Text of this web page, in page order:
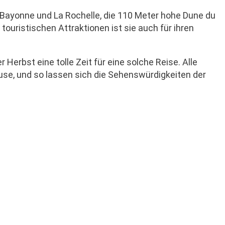
und La Rochelle, die 110 Meter hohe Dune du
touristischen Attraktionen ist sie auch für ihren
Herbst eine tolle Zeit für eine solche Reise. Alle
und so lassen sich die Sehenswürdigkeiten der